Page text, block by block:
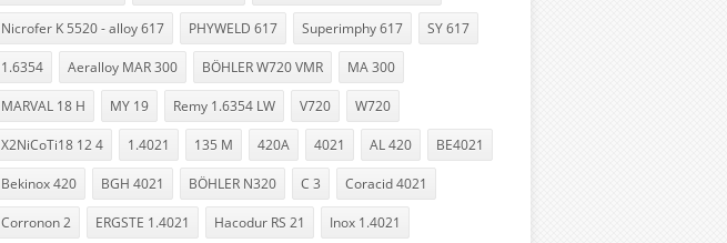
Nicrofer K 5520 - alloy 617 PHYWELD 617 Superimphy 617 SY 617
1.6354 Aeralloy MAR 300 BÖHLER W720 VMR MA 300
MARVAL 18 H MY 19 Remy 1.6354 LW V720 W720
X2NiCoTi18 12 4 1.4021 135 M 420A 4021 AL 420 BE4021
Bekinox 420 BGH 4021 BÖHLER N320 C 3 Coracid 4021
Corronon 2 ERGSTE 1.4021 Hacodur RS 21 Inox 1.4021